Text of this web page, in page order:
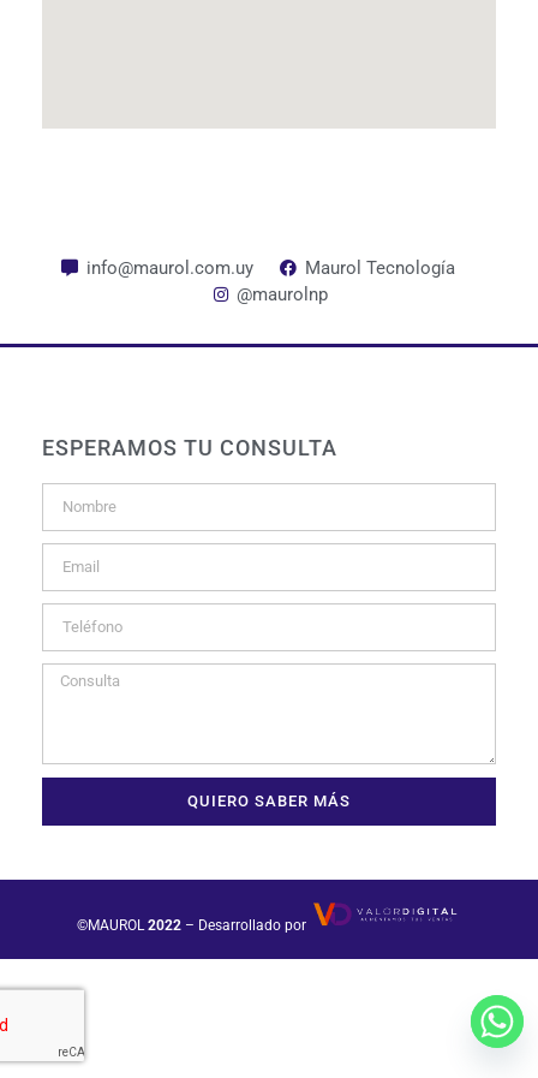
info@maurol.com.uy
Maurol Tecnología
@maurolnp
ESPERAMOS TU CONSULTA
QUIERO SABER MÁS
©MAUROL 2022 – Desarrollado por